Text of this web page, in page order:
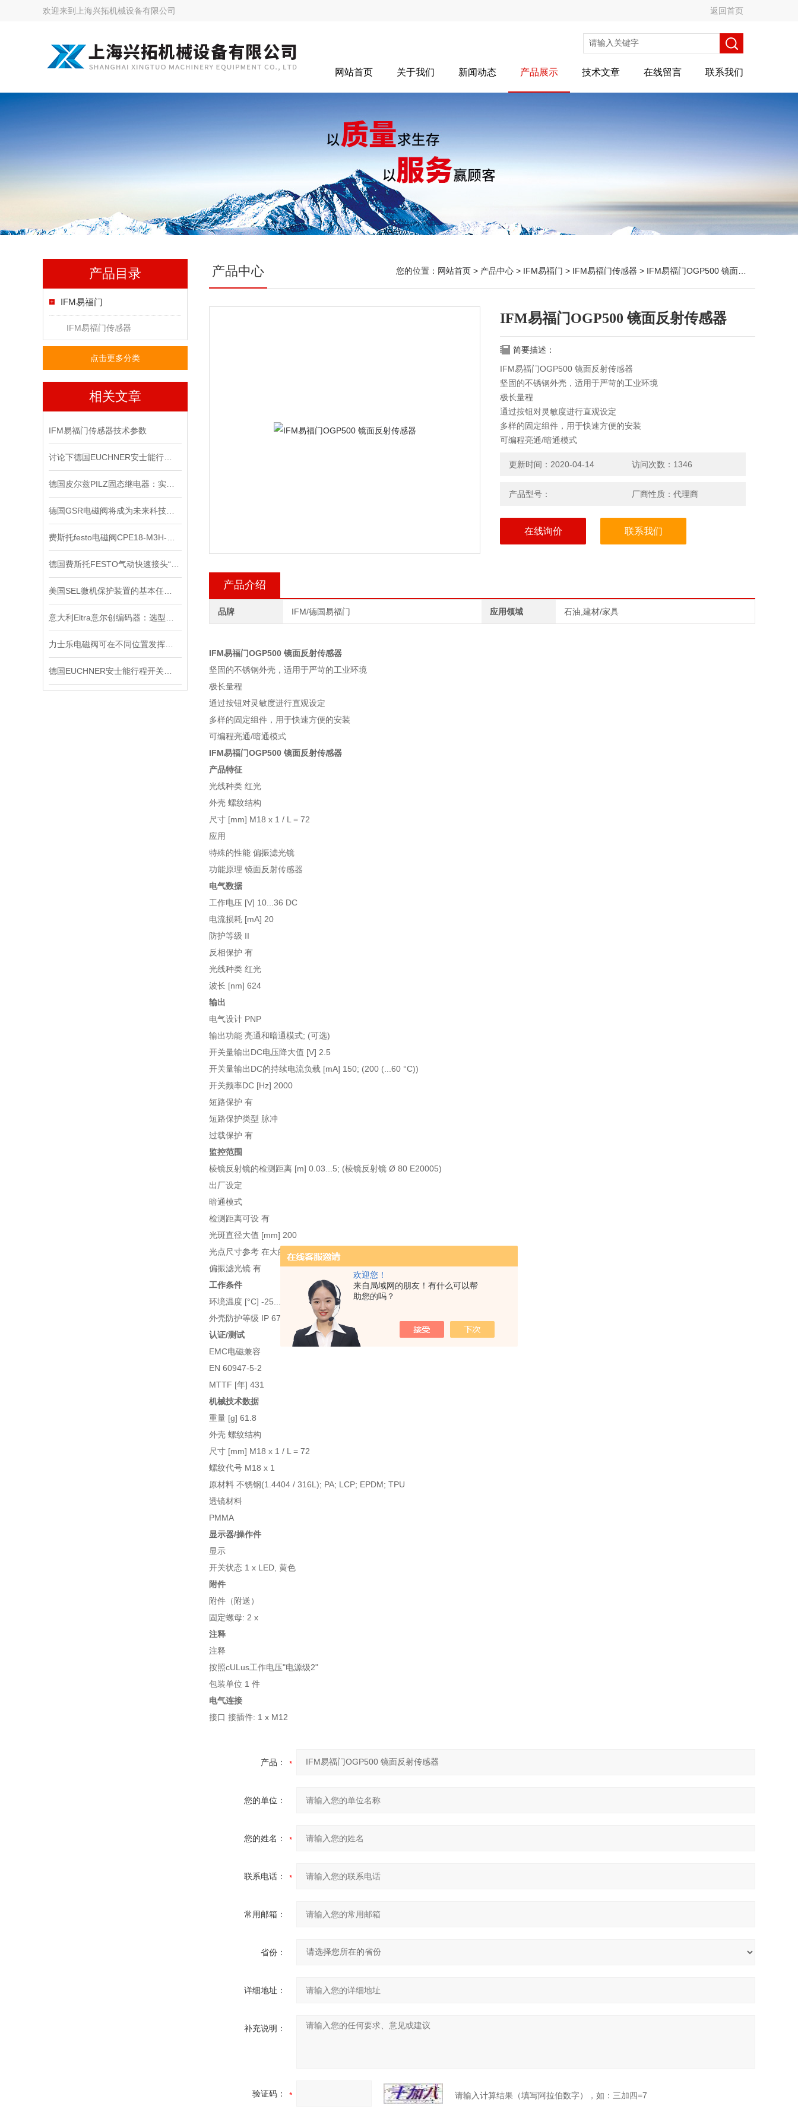
欢迎您！
来自局域网的朋友！有什么可以帮
助您的吗？
欢迎来到 上海兴拓机械设备有限公司 返回首页
网站首页 关于我们 新闻动态 产品展示 技术文章 在线留言 联系我们
产品目录
IFM易福门
IFM易福门传感器
点击更多分类
相关文章
IFM易福门传感器技术参数
产品中心 您的位置： 网站首页 > 产品中心 > IFM易福门 > IFM易福门传感器 > IFM易福门OGP500 镜面反射传感器
IFM易福门OGP500 镜面反射传感器
简要描述：
IFM易福门OGP500 镜面反射传感器
坚固的不锈钢外壳，适用于严苛的工业环境
极长量程
通过按钮对灵敏度进行直观设定
多样的固定组件，用于快速方便的安装
可编程亮通/暗通模式
更新时间：2020-04-14 访问次数：1346
产品型号： 厂商性质：代理商
在线询价 联系我们
产品介绍
品牌 IFM/德国易福门 应用领域 石油,建材/家具
IFM易福门OGP500 镜面反射传感器
坚固的不锈钢外壳，适用于严苛的工业环境
极长量程
通过按钮对灵敏度进行直观设定
多样的固定组件，用于快速方便的安装
可编程亮通/暗通模式
IFM易福门OGP500 镜面反射传感器
产品特征
光线种类 红光
外壳 螺纹结构
尺寸 [mm] M18 x 1 / L = 72
应用
特殊的性能 偏振滤光镜
功能原理 镜面反射传感器
电气数据
工作电压 [V] 10...36 DC
电流损耗 [mA] 20
防护等级 II
反相保护 有
光线种类 红光
波长 [nm] 624
输出
电气设计 PNP
输出功能 亮通和暗通模式; (可选)
开关量输出DC电压降大值 [V] 2.5
开关量输出DC的持续电流负载 [mA] 150; (200 (...60 °C))
开关频率DC [Hz] 2000
短路保护 有
短路保护类型 脉冲
过载保护 有
监控范围
棱镜反射镜的检测距离 [m] 0.03...5; (棱镜反射镜 Ø 80 E20005)
出厂设定
暗通模式
检测距离可设 有
光斑直径大值 [mm] 200
光点尺寸参考 在大的检测距离
偏振滤光镜 有
工作条件
环境温度 [°C] -25...80
外壳防护等级 IP 67
认证/测试
EMC电磁兼容
EN 60947-5-2
MTTF [年] 431
机械技术数据
重量 [g] 61.8
外壳 螺纹结构
尺寸 [mm] M18 x 1 / L = 72
螺纹代号 M18 x 1
原材料 不锈钢(1.4404 / 316L); PA; LCP; EPDM; TPU
透镜材料
PMMA
显示器/操作件
显示
开关状态 1 x LED, 黄色
附件
附件（附送）
固定螺母: 2 x
注释
注释
按照cULus工作电压"电源级2"
包装单位 1 件
电气连接
接口 接插件: 1 x M12
产品：
您的单位：
您的姓名：
联系电话：
常用邮箱：
省份：
详细地址：
补充说明：
验证码： 请输入计算结果（填写阿拉伯数字），如：三加四=7